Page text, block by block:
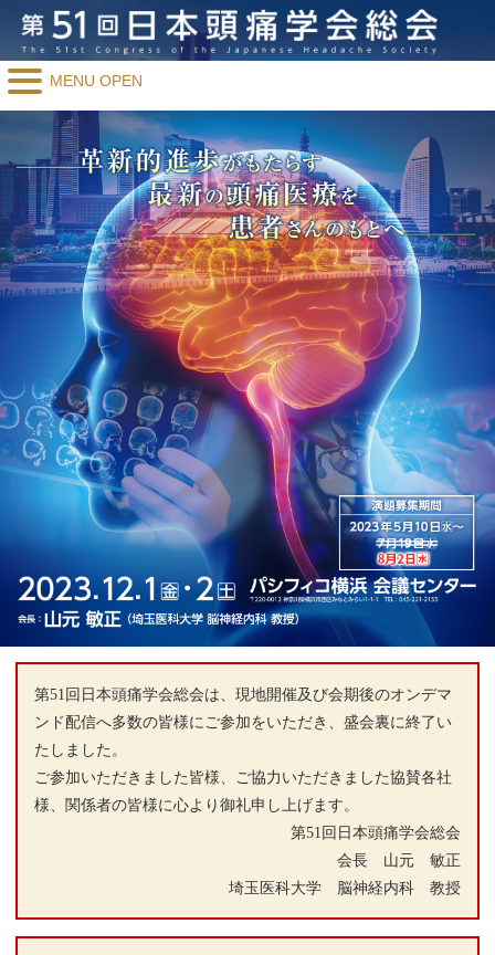
MENU OPEN
第51回日本頭痛学会総会は、現地開催及び会期後のオンデマ
ンド配信へ多数の皆様にご参加をいただき、盛会裏に終了い
たしました。
ご参加いただきました皆様、ご協力いただきました協賛各社
様、関係者の皆様に心より御礼申し上げます。
第51回日本頭痛学会総会
会長 山元 敏正
埼玉医科大学 脳神経内科 教授